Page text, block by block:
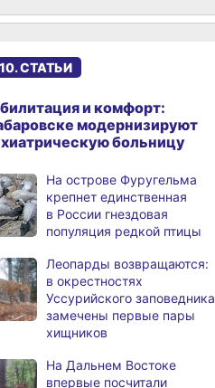
в Хабаровском крае
Эпидобстановка
в Хабаровском крае
стабильная
высокотехнологичную
помощь получили более
12,5 тысячи человек
у Хабаровска достиг 423
см, вода продолжает
подниматься
В администрации
использование средств
СТАТЬИ
и комфорт:
модернизируют
больницу
На острове Фуругельма
крепнет единственная
в России гнездовая
популяция редкой птицы
Леопарды возвращаются:
в окрестностях
Уссурийского заповедника
замечены первые пары
хищников
На Дальнем Востоке
впервые посчитали